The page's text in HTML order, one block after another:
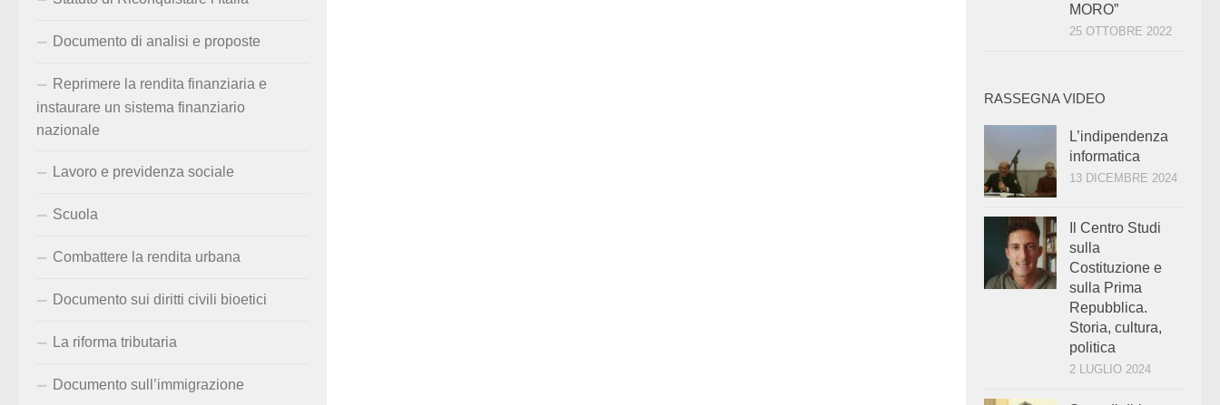
Documento di analisi e proposte
Reprimere la rendita finanziaria e
instaurare un sistema finanziario
nazionale
Lavoro e previdenza sociale
Scuola
Combattere la rendita urbana
Documento sui diritti civili bioetici
La riforma tributaria
Documento sull’immigrazione
MORO”
25 OTTOBRE 2022
RASSEGNA VIDEO
L’indipendenza
informatica
13 DICEMBRE 2024
Il Centro Studi
sulla
Costituzione e
sulla Prima
Repubblica.
Storia, cultura,
politica
2 LUGLIO 2024